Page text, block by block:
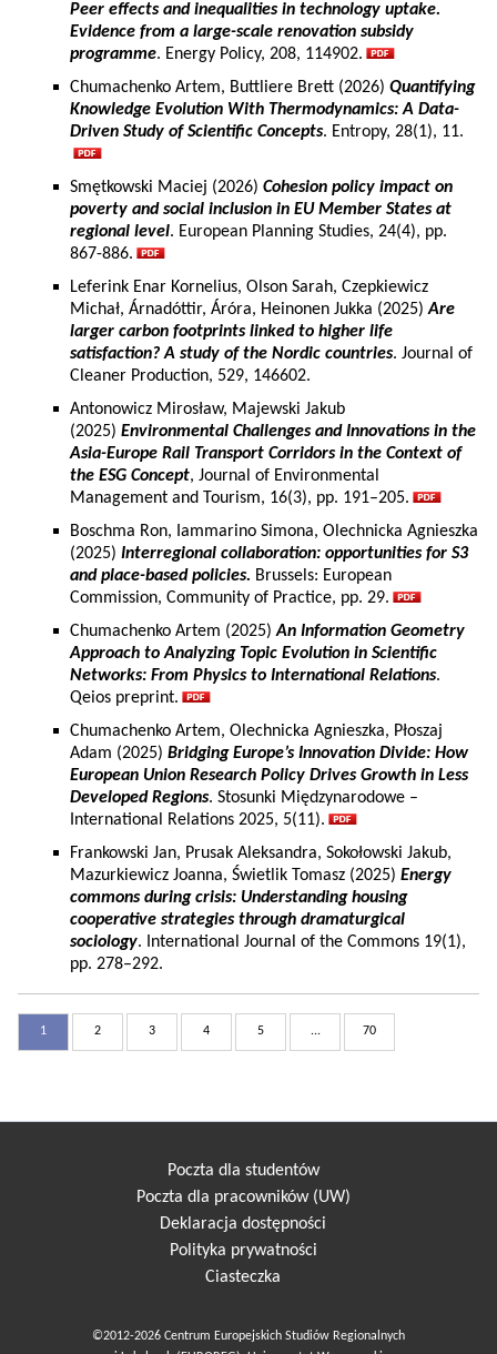
Peer effects and inequalities in technology uptake.
Evidence from a large-scale renovation subsidy
programme. Energy Policy, 208, 114902.
Chumachenko Artem, Buttliere Brett (2026) Quantifying
Knowledge Evolution With Thermodynamics: A Data-
Driven Study of Scientific Concepts. Entropy, 28(1), 11.
Smętkowski Maciej (2026) Cohesion policy impact on
poverty and social inclusion in EU Member States at
regional level. European Planning Studies, 24(4), pp.
867-886.
Leferink Enar Kornelius, Olson Sarah, Czepkiewicz
Michał, Árnadóttir, Áróra, Heinonen Jukka (2025)Are
larger carbon footprints linked to higher life
satisfaction? A study of the Nordic countries. Journal of
Cleaner Production, 529, 146602.
Antonowicz Mirosław, Majewski Jakub
(2025) Environmental Challenges and Innovations in the
Asia-Europe Rail Transport Corridors in the Context of
the ESG Concept, Journal of Environmental
Management and Tourism, 16(3), pp. 191–205.
Boschma Ron, Iammarino Simona, Olechnicka Agnieszka
(2025) Interregional collaboration: opportunities for S3
and place-based policies. Brussels: European
Commission, Community of Practice, pp. 29.
Chumachenko Artem (2025)An Information Geometry
Approach to Analyzing Topic Evolution in Scientific
Networks: From Physics to International Relations.
Qeios preprint.
Chumachenko Artem, Olechnicka Agnieszka, Płoszaj
Adam (2025) Bridging Europe’s Innovation Divide: How
European Union Research Policy Drives Growth in Less
Developed Regions. Stosunki Międzynarodowe –
International Relations 2025, 5(11).
Frankowski Jan, Prusak Aleksandra, Sokołowski Jakub,
Mazurkiewicz Joanna, Świetlik Tomasz (2025) Energy
commons during crisis: Understanding housing
cooperative strategies through dramaturgical
sociology. International Journal of the Commons 19(1),
pp. 278–292.
1 2 3 4 5 ... 70
Poczta dla studentów
Poczta dla pracowników (UW)
Deklaracja dostępności
Polityka prywatności
Ciasteczka
©2012-2026 Centrum Europejskich Studiów Regionalnych